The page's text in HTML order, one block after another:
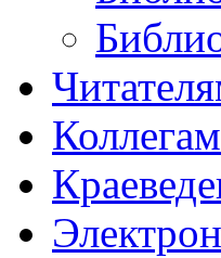
Коллегам